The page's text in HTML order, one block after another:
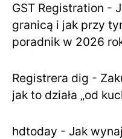
GST Registration -
granicą i jak przy
poradnik w 2026
Registrera dig -
jak to działa „od
hdtoday - Jak